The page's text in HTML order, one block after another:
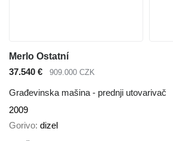
Merlo Ostatní
37.540 €
909.000 CZK
Građevinska mašina - prednji utovarivač
2009
Gorivo dizel